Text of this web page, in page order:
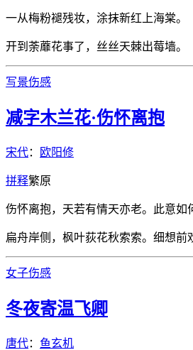
一从梅粉褪残妆，涂抹新红上海棠。
开到荼蘼花事了，丝丝天棘出莓墙。
写景伤感
减字木兰花·伤怀离抱
宋代： 欧阳修
拼释繁原
伤怀离抱，天若有情天亦老。此意如
扁舟岸侧，枫叶荻花秋索索。细想前
女子伤感
冬夜寄温飞卿
唐代： 鱼玄机